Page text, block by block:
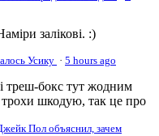
залікові. :)
Усику · 5 hours ago
треш-бокс тут жодним
шкодую, так це про
Пол объяснил, зачем